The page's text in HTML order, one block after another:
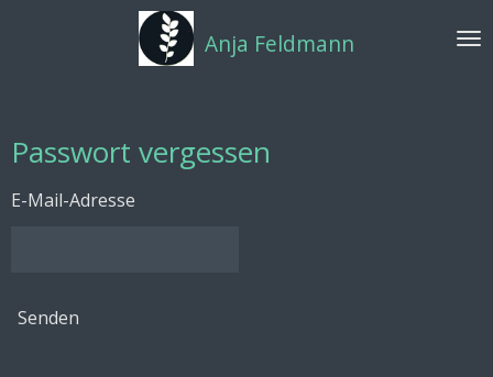
Anja Feldmann
Passwort vergessen
E-Mail-Adresse
Senden